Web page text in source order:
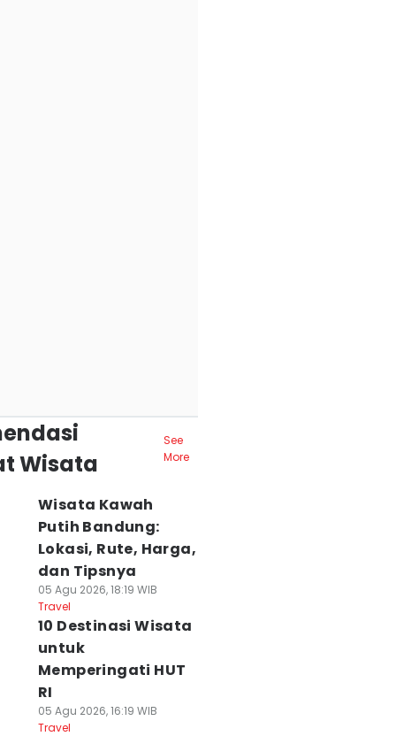
Wisata
See
More
Wisata Kawah
Putih Bandung:
Lokasi, Rute, Harga,
dan Tipsnya
05 Agu 2026, 18:19 WIB
Travel
10 Destinasi Wisata
untuk
Memperingati HUT
RI
05 Agu 2026, 16:19 WIB
Travel